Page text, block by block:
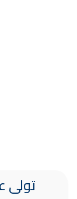
تولى عمادة